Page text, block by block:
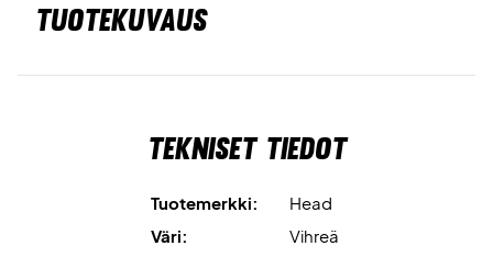
TUOTEKUVAUS
Tekniset tiedot
Tuotemerkki:
Head
Väri:
Vihreä